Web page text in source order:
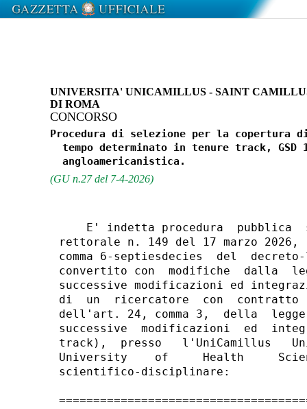
UNIVERSITA' UNICAMILLUS - SAINT
DI ROMA
CONCORSO
Procedura di selezione per la copertura
tempo determinato in tenure track, GSD
(GU n.27 del 7-4-2026)
E' indetta procedura  pubblica
rettorale n. 149 del 17 marzo
comma 6-septiesdecies  del
convertito con  modifiche  dalla
successive modificazioni ed
di  un  ricercatore  con  contratto
dell'art. 24, comma 3,  della
successive  modificazioni  ed
track),  presso   l'UniCamillus
University    of     Health
scientifico-disciplinare: